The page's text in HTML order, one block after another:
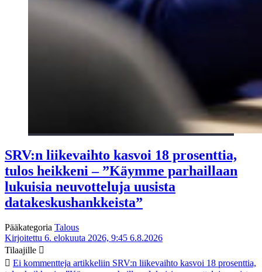
SRV:n liikevaihto kasvoi 18 prosenttia,
tulos heikkeni – ”Käymme parhaillaan
lukuisia neuvotteluja uusista
datakeskushankkeista”
Pääkategoria Talous
Kirjoitettu 6. elokuuta 2026, 9:45 6.8.2026
Tilaajille
Ei kommentteja artikkeliin SRV:n liikevaihto kasvoi 18 prosenttia,